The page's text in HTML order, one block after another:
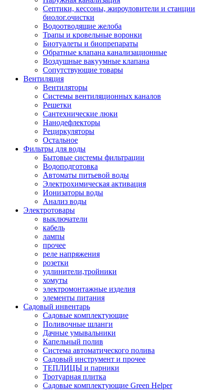
Септики, кессоны, жироуловители и станции
биолог.очистки
Водоотводящие желоба
Трапы и кровельные воронки
Биотуалеты и биопрепараты
Обратные клапана канализационные
Воздушные вакуумные клапана
Сопутствующие товары
Вентиляция
Вентиляторы
Системы вентиляционных каналов
Решетки
Сантехнические люки
Нанодефлекторы
Рециркуляторы
Остальное
Фильтры для воды
Бытовые системы фильтрации
Водоподготовка
Автоматы питьевой воды
Электрохимическая активация
Ионизаторы воды
Анализ воды
Электротовары
выключатели
кабель
лампы
прочее
реле напряжения
розетки
удлинители,тройники
хомуты
электромонтажные изделия
элементы питания
Садовый инвентарь
Садовые комплектующие
Поливочные шланги
Дачные умывальники
Капельный полив
Система автоматического полива
Садовый инструмент и прочее
ТЕПЛИЦЫ и парники
Тротуарная плитка
Садовые комплектующие Green Helper